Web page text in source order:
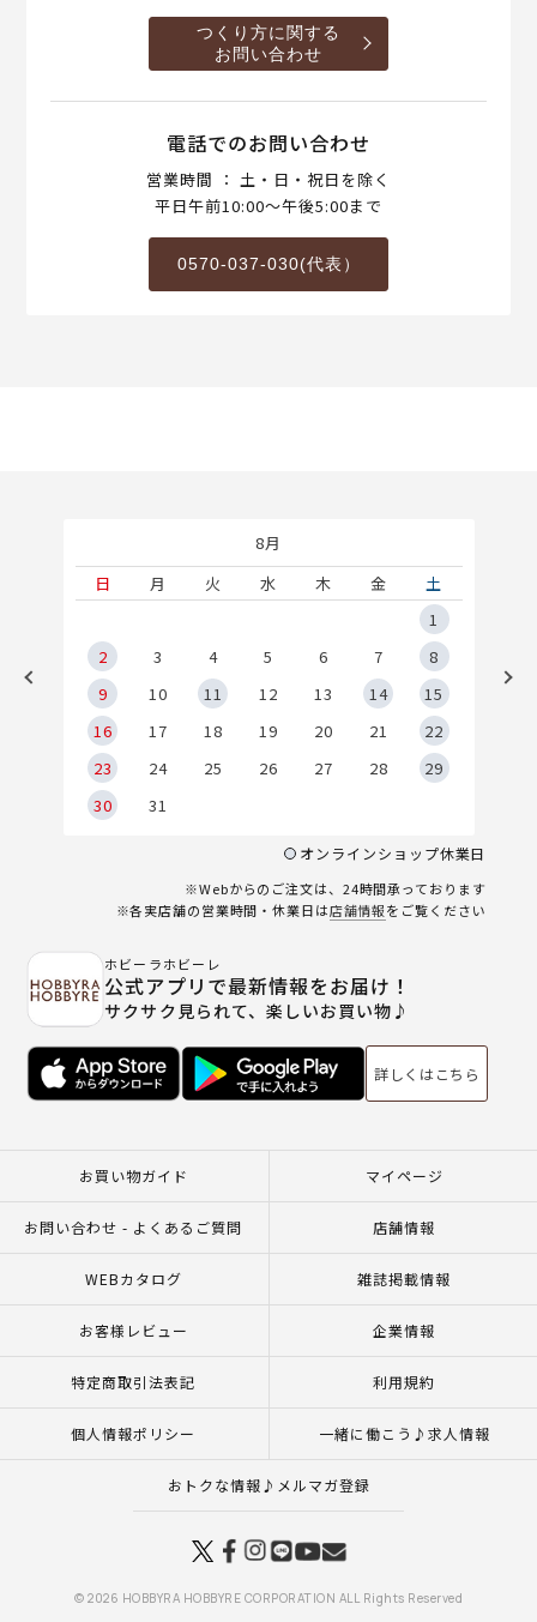
つくり方に関する
お問い合わせ
電話でのお問い合わせ
営業時間 ： 土・日・祝日を除く
平日午前10:00～午後5:00まで
0570-037-030(代表）
8月
日
月 火 水 木 金
土
1
2
3 4 5 6 7
8
9
10 11 12 13 14
15
16
17 18 19 20 21
22
23
24 25 26 27 28
29
30
31
オンラインショップ休業日
※Webからのご注文は、24時間承っております
※各実店舗の営業時間・休業日は店舗情報をご覧ください
ホビーラホビーレ
公式アプリで最新情報をお届け！
サクサク見られて、楽しいお買い物♪
詳しくはこちら
お買い物ガイド マイページ
お問い合わせ - よくあるご質問 店舗情報
WEBカタログ 雑誌掲載情報
お客様レビュー 企業情報
特定商取引法表記 利用規約
個人情報ポリシー 一緒に働こう♪求人情報
おトクな情報♪メルマガ登録
© 2026 HOBBYRA HOBBYRE CORPORATION ALL Rights Reserved